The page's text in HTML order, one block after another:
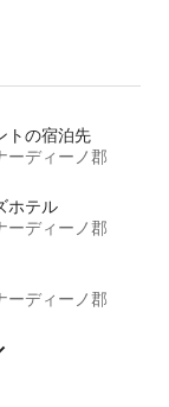
トの宿泊先
ーディーノ郡
ホテル
ーディーノ郡
ーディーノ郡